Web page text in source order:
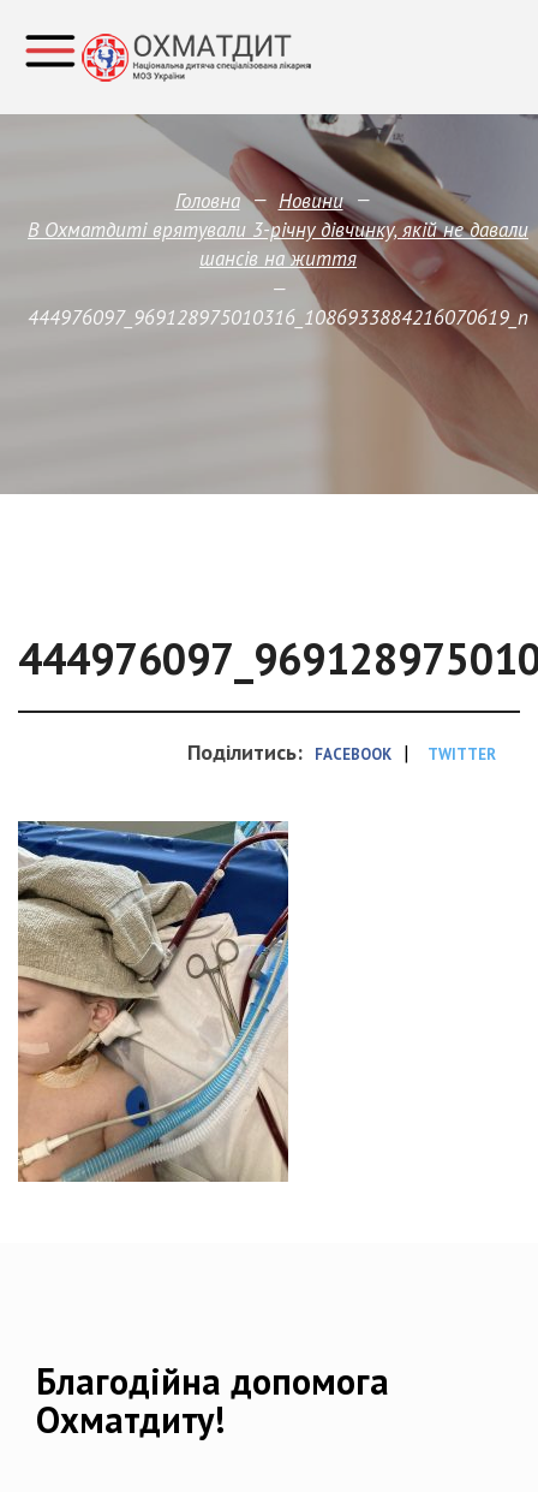
Головна — Новини —
В Охматдиті врятували 3-річну дівчинку, якій не давали
шансів на життя
—
444976097_969128975010316_1086933884216070619_n
Поділитись: FACEBOOK | TWITTER
Благодійна допомога
Охматдиту!